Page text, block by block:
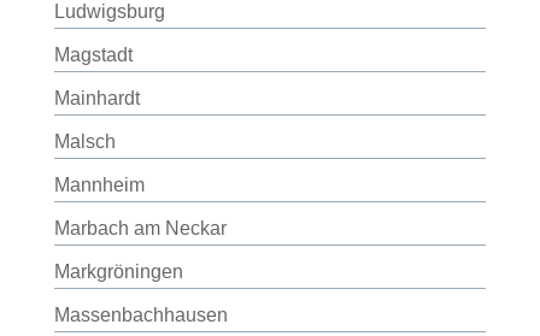
Ludwigsburg
Magstadt
Mainhardt
Malsch
Mannheim
Marbach am Neckar
Markgröningen
Massenbachhausen